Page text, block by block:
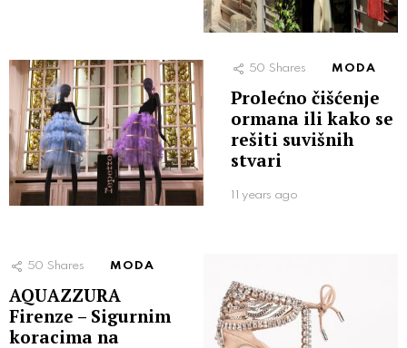
50 Shares MODA
Prolećno čišćenje
ormana ili kako se
rešiti suvišnih
stvari
11 years ago
50 Shares MODA
AQUAZZURA
Firenze – Sigurnim
koracima na